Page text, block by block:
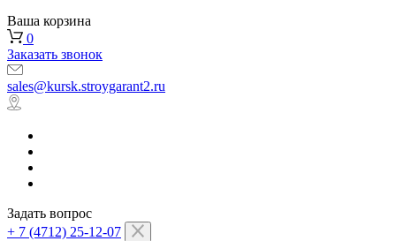
Ваша корзина
0
Заказать звонок
sales@kursk.stroygarant2.ru
Задать вопрос
+ 7 (4712) 25-12-07